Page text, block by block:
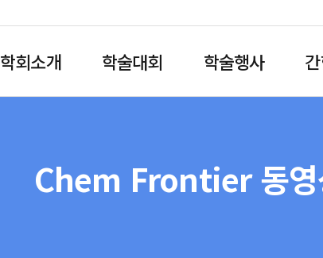
학회소개 학술대회 학술행사
Chem Frontier 동